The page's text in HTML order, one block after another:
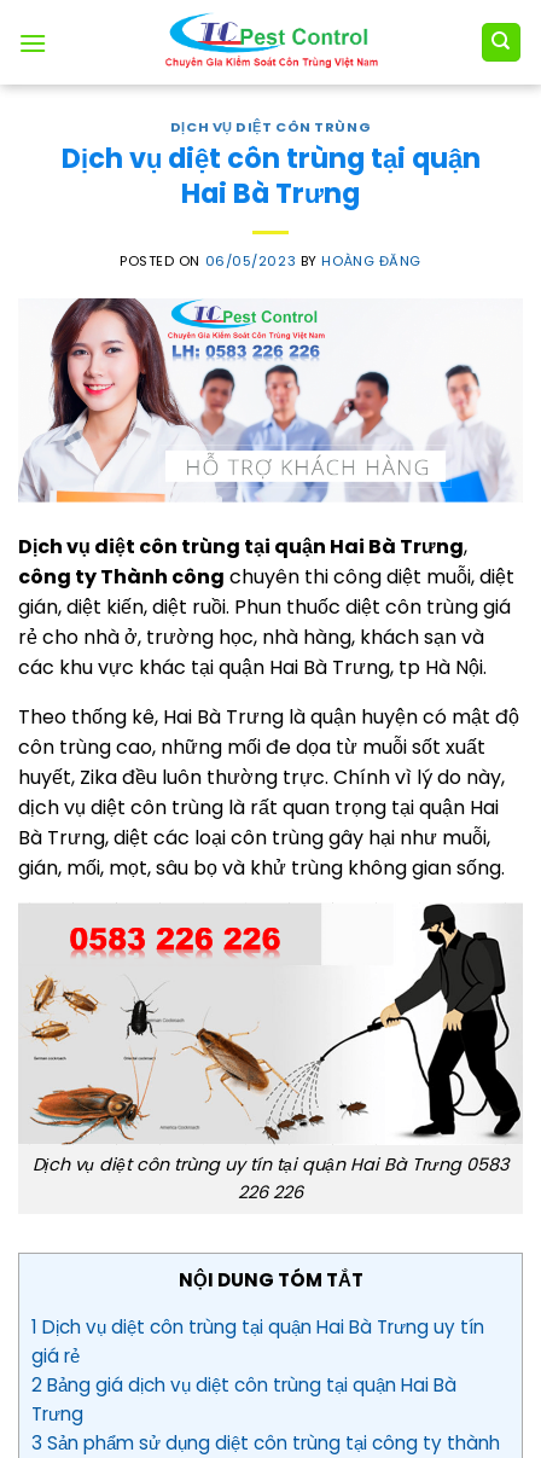
DỊCH VỤ DIỆT CÔN TRÙNG
Dịch vụ diệt côn trùng tại quận
Hai Bà Trưng
POSTED ON 06/05/2023 BYHOÀNG ĐĂNG
Dịch vụ diệt côn trùng tại quận Hai Bà Trưng,
công ty Thành công chuyên thi công diệt muỗi, diệt
gián, diệt kiến, diệt ruồi. Phun thuốc diệt côn trùng giá
rẻ cho nhà ở, trường học, nhà hàng, khách sạn và
các khu vực khác tại quận Hai Bà Trưng, tp Hà Nội.
Theo thống kê, Hai Bà Trưng là quận huyện có mật độ
côn trùng cao, những mối đe dọa từ muỗi sốt xuất
huyết, Zika đều luôn thường trực. Chính vì lý do này,
dịch vụ diệt côn trùng là rất quan trọng tại quận Hai
Bà Trưng, diệt các loại côn trùng gây hại như muỗi,
gián, mối, mọt, sâu bọ và khử trùng không gian sống.
Dịch vụ diệt côn trùng uy tín tại quận Hai Bà Trưng 0583
226 226
NỘI DUNG TÓM TẮT
1 Dịch vụ diệt côn trùng tại quận Hai Bà Trưng uy tín
giá rẻ
2 Bảng giá dịch vụ diệt côn trùng tại quận Hai Bà
Trưng
3 Sản phẩm sử dụng diệt côn trùng tại công ty thành